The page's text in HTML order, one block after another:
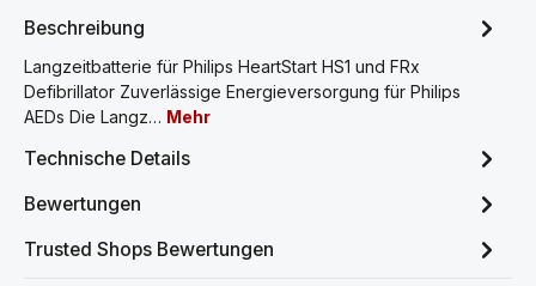
Beschreibung
Langzeitbatterie für Philips HeartStart HS1 und FRx
Defibrillator Zuverlässige Energieversorgung für Philips
AEDs Die Langz… Mehr
Technische Details
Bewertungen
Trusted Shops Bewertungen